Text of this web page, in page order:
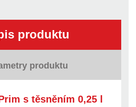
produktu
produktu
s těsněním 0,25 l